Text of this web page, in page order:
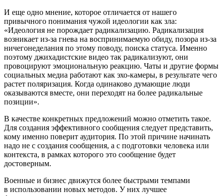
И еще одно мнение, которое отличается от нашего
привычного понимания чужой идеологии как зла:
«Идеология не порождает радикализацию. Радикализация
возникает из-за гнева на воспринимаемую обиду, позора из-за
ничегонеделания по этому поводу, поиска статуса. Именно
поэтому джихадистские видео так радикализуют, они
провоцируют эмоциональную реакцию. Чаты и другие формы
социальных медиа работают как эхо-камеры, в результате чего
растет поляризация. Когда одинаково думающие люди
оказываются вместе, они переходят на более радикальные
позиции».
В качестве конкретных предложений можно отметить такое.
Для создания эффективного сообщения следует представить,
кому именно поверит аудитория. По этой причине начинать
надо не с создания сообщения, а с подготовки человека или
контекста, в рамках которого это сообщение будет
достоверным.
Военные и бизнес движутся более быстрыми темпами
в использовании новых методов. У них лучшее